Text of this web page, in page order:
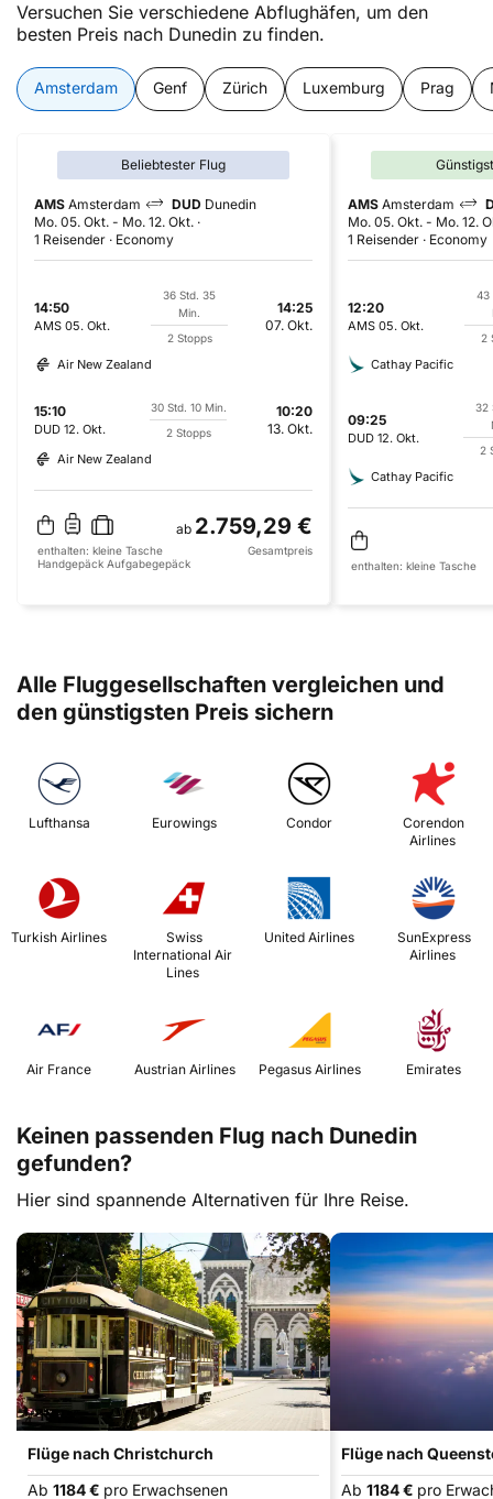
Versuchen Sie verschiedene Abflughäfen, um den
besten Preis nach Dunedin zu finden.
Amsterdam Genf Zürich Luxemburg Prag
Beliebtester Flug
AMS Amsterdam DUD Dunedin
Mo. 05. Okt. - Mo. 12. Okt.
1 Reisender
Economy
14:50
AMS 05. Okt.
36 Std. 35
Min.
2 Stopps
14:25
07. Okt.
Air New Zealand
15:10
DUD 12. Okt.
30 Std. 10 Min.
2 Stopps
10:20
13. Okt.
Air New Zealand
ab 2.759,29 €
enthalten: kleine Tasche
Handgepäck Aufgabegepäck
Gesamtpreis
AMS Amsterdam
Mo. 05. Okt. - Mo. 12.
1 Reisender
Economy
12:20
AMS 05. Okt.
43
2
Cathay Pacific
09:25
DUD 12. Okt.
32
2
Cathay Pacific
enthalten: kleine Tasche
Alle Fluggesellschaften vergleichen und
den günstigsten Preis sichern
Lufthansa Eurowings Condor
Corendon
Airlines
Turkish Airlines
International Air
Lines
United Airlines
Airlines
Air France Austrian Airlines Emirates
Keinen passenden Flug nach Dunedin
gefunden?
Hier sind spannende Alternativen für Ihre Reise.
Flüge nach Christchurch
Ab 1184 € pro Erwachsenen
Flüge nach
Ab 1184 € pro